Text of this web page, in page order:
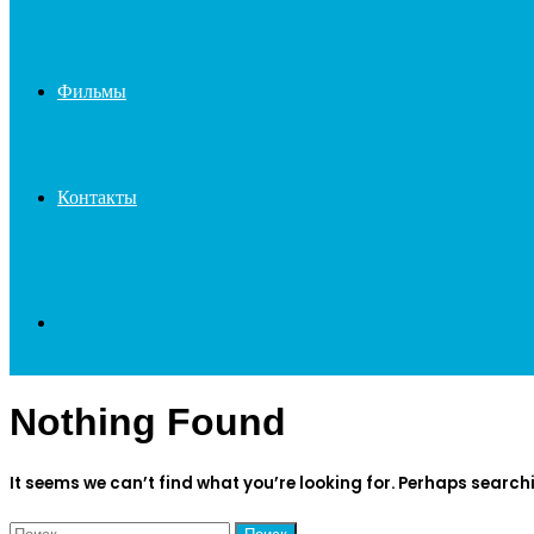
Фильмы
Контакты
for
Nothing Found
It seems we can’t find what you’re looking for. Perhaps